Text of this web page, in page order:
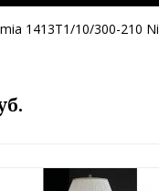
1413T1/10/300-210 Ni